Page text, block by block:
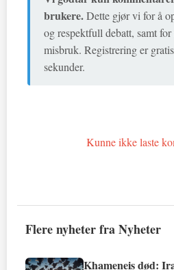
brukere.Dette gjør vi for å
og respektfull debatt, samt
misbruk. Registrering er
sekunder.
Kunne ikke laste
Flere nyheter fra Nyheter
Khameneis død: